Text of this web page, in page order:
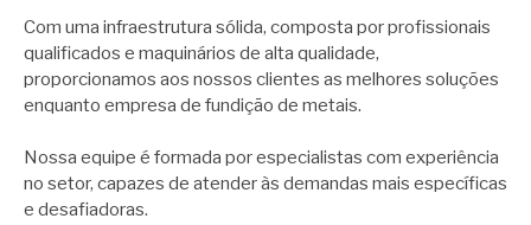
Com uma infraestrutura sólida, composta por profissionais
qualificados e maquinários de alta qualidade,
proporcionamos aos nossos clientes as melhores soluções
enquanto empresa de fundição de metais.
Nossa equipe é formada por especialistas com experiência
no setor, capazes de atender às demandas mais específicas
e desafiadoras.